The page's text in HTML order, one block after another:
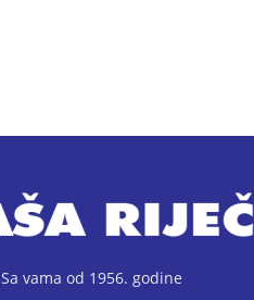
Sa vama od 1956. godine